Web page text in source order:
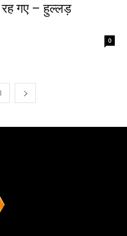
गए – हुल्लड़
0